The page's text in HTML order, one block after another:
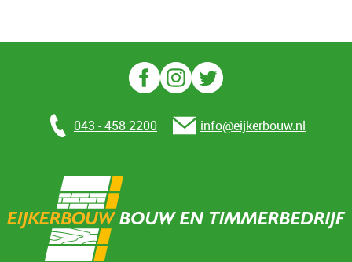
043 - 458 2200 info@eijkerbouw.nl